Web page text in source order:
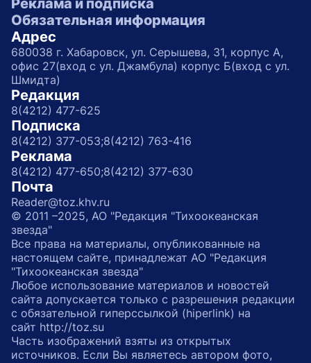
Реклама и подписка
Обязательная информация
Адрес
680038 г. Хабаровск, ул. Серышева, 31, корпус А,
офис 27(вход с ул. Джамбула) корпус Б(вход с ул.
Шмидта)
Редакция
8(4212) 477-625
Подписка
8(4212) 377-053;8(4212) 763-416
Реклама
8(4212) 477-650;8(4212) 377-630
Почта
Reader@toz.khv.ru
© 2011 –2025, АО "Редакция "Тихоокеанская
звезда"
Все права на материалы, опубликованные на
настоящем сайте, принадлежат АО "Редакция
"Тихоокеанская звезда"
Любое использование материалов и новостей
сайта допускается только с разрешения редакции
с обязательной гиперссылкой (hiperlink) на
сайт http://toz.su
Часть изображений взяты из открытых
источников. Если Вы являетесь автором фото,